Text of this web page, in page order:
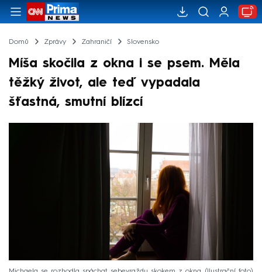
Domů Zprávy Zahraničí Slovensko
Míša skočila z okna i se psem. Měla
těžký život, ale teď vypadala
šťastná, smutní blízcí